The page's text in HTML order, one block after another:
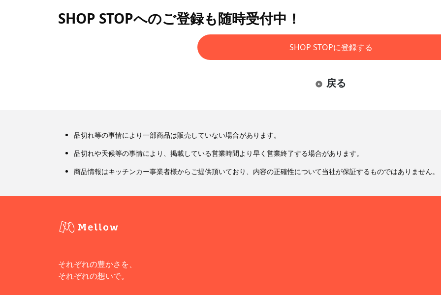
SHOP STOPへのご登録も随時受付中！
SHOP STOPに登録する
戻る
品切れ等の事情により一部商品は販売していない場合があります。
品切れや天候等の事情により、掲載している営業時間より早く営業終了する場合があります。
商品情報はキッチンカー事業者様からご提供頂いており、内容の正確性について当社が保証するものではありません。
それぞれの豊かさを、
それぞれの想いで。